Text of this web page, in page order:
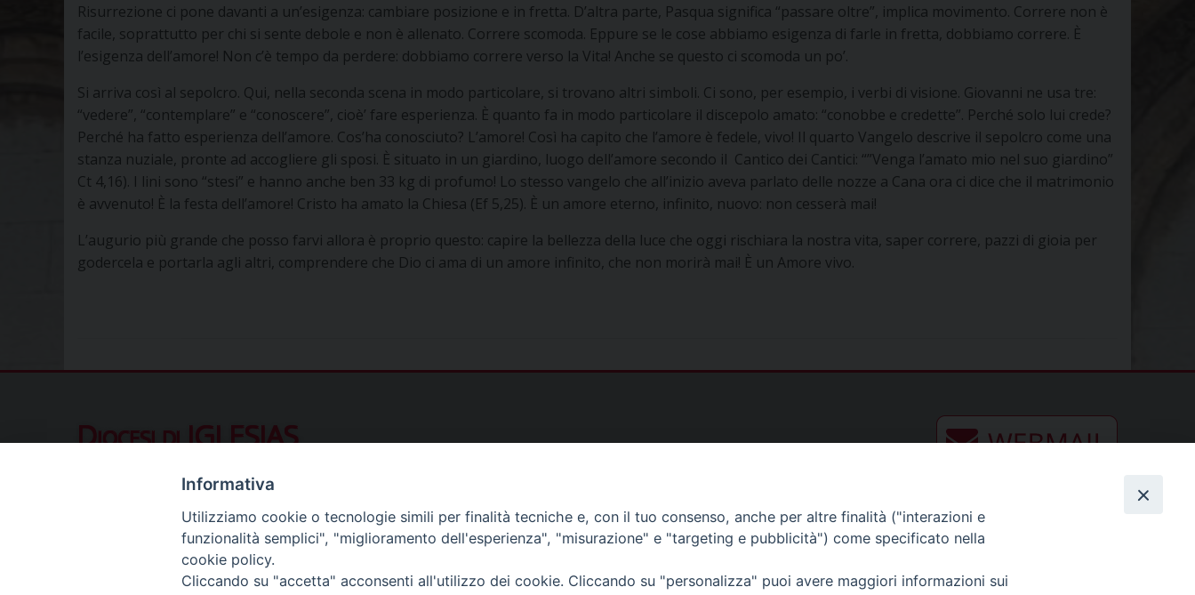
Risurrezione ci pone davanti a un’esigenza: cambiare posizione e in fretta. D’altra parte, Pasqua significa “passare oltre”, implica movimento. Correre non è
facile, soprattutto per chi si sente debole e non è allenato. Correre scomoda. Eppure se le cose abbiamo esigenza di farle in fretta, dobbiamo correre. È
l’esigenza dell’amore! Non c’è tempo da perdere: dobbiamo correre verso la Vita! Anche se questo ci scomoda un po’.
Si arriva così al sepolcro. Qui, nella seconda scena in modo particolare, si trovano altri simboli. Ci sono, per esempio, i verbi di visione. Giovanni ne usa tre:
“vedere”, “contemplare” e “conoscere”, cioè’ fare esperienza. È quanto fa in modo particolare il discepolo amato: “conobbe e credette”. Perché solo lui crede?
Perché ha fatto esperienza dell’amore. Cos’ha conosciuto? L’amore! Così ha capito che l’amore è fedele, vivo! Il quarto Vangelo descrive il sepolcro come una
stanza nuziale, pronte ad accogliere gli sposi. È situato in un giardino, luogo dell’amore secondo il Cantico dei Cantici: “”Venga l’amato mio nel suo giardino”
Ct 4,16). I lini sono “stesi” e hanno anche ben 33 kg di profumo! Lo stesso vangelo che all’inizio aveva parlato delle nozze a Cana ora ci dice che il matrimonio
è avvenuto! È la festa dell’amore! Cristo ha amato la Chiesa (Ef 5,25). È un amore eterno, infinito, nuovo: non cesserà mai!
L’augurio più grande che posso farvi allora è proprio questo: capire la bellezza della luce che oggi rischiara la nostra vita, saper correre, pazzi di gioia per
godercela e portarla agli altri, comprendere che Dio ci ama di un amore infinito, che non morirà mai! È un Amore vivo.
Diocesi di IGLESIAS
Piazza Municipio 10, 09016 Iglesias (SU)
Telefono (ore ufficio):078122411
Segreteria del Vescovo:segreteriavescovo.iglesias@gmail.com
curia_iglesias@libero.it
Informativa
Utilizziamo cookie o tecnologie simili per finalità tecniche e, con il tuo consenso, anche per altre finalità ("interazioni e
funzionalità semplici", "miglioramento dell'esperienza", "misurazione" e "targeting e pubblicità") come specificato nella
cookie policy.
Cliccando su "accetta" acconsenti all'utilizzo dei cookie. Cliccando su "personalizza" puoi avere maggiori informazioni sui